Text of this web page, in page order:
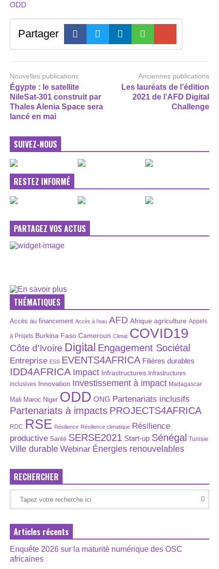
ODD
Partager
Nouvelles publications
Égypte : le satellite
NileSat-301 construit par
Thales Alenia Space sera
lancé en mai
Anciennes publications
Les lauréats de l’édition
2021 de l’AFD Digital
Challenge
SUIVEZ-NOUS
RESTEZ INFORMÉ
PARTAGEZ VOS ACTUS
THÉMATIQUES
Accès au financement Accès à l’eau AFD Afrique agriculture Appels
à Projets Burkina Faso Cameroun Climat COVID19
Côte d'Ivoire Digital Engagement Sociétal
Entreprise ESS EVENTS4AFRICA Filières durables
IDD4AFRICA Impact Infrastructures Infrastructures
inclusives Innovation Investissement à impact Madagascar
Mali Maroc Niger ODD ONG Partenariats inclusifs
Partenariats à impacts PROJECTS4AFRICA
RDC RSE Résilience Résilience climatique Résilience
productive Santé SERSE2021 Start-up Sénégal Tunisie
Ville durable Webinar Énergies renouvelables
RECHERCHER
Articles récents
Enquête 2026 sur la maturité numérique des OSC
africaines